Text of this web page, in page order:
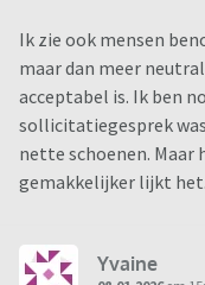
Ik zie ook mensen
maar dan meer
acceptabel is. Ik ben
sollicitatiegesprek
nette schoenen. Maar
gemakkelijker lijkt het.
Yvaine